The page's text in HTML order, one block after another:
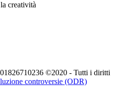
creatività
©2020 - Tutti i diritti
controversie (ODR)